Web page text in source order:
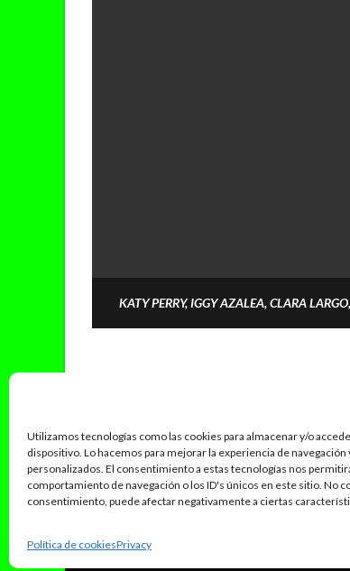
Utilizamos tecnologías como las cookies para almacenar y/o
dispositivo. Lo hacemos para mejorar la experiencia de
personalizados. El consentimiento a estas tecnologías nos
comportamiento de navegación o los ID's únicos en este sitio. No
consentimiento, puede afectar negativamente a ciertas
Política de cookiesPrivacy
KATY PERRY, IGGY AZALEA, CLARA
POLITICA PRIVACIDAD POLÍTICA DE